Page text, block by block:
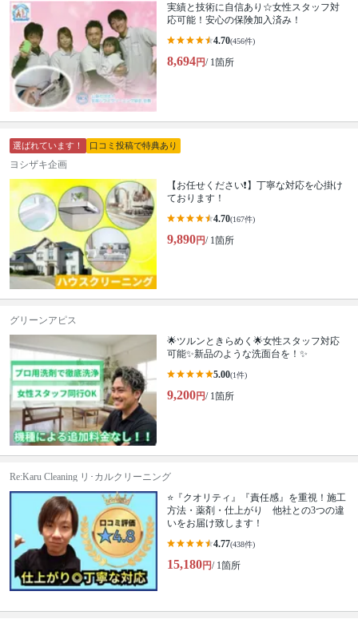
実績と技術に自信あり☆女性スタッフ対
応可能！安心の保険加入済み！
4.70(456件)
8,694円/ 1箇所
選ばれています！ 口コミ投稿で特典あり
ヨシザキ企画
【お任せください❗️】丁寧な対応を心掛け
ております！
4.70(167件)
9,890円/ 1箇所
グリーンアピス
🌟ツルンときらめく🌟女性スタッフ対応
可能✨新品のような洗面台を！✨
5.00(1件)
9,200円/ 1箇所
Re:Karu Cleaning リ･カルクリーニング
⭐『クオリティ』『責任感』を重視！施工
方法・薬剤・仕上がり 他社との3つの違
いをお届け致します！
4.77(438件)
15,180円/ 1箇所